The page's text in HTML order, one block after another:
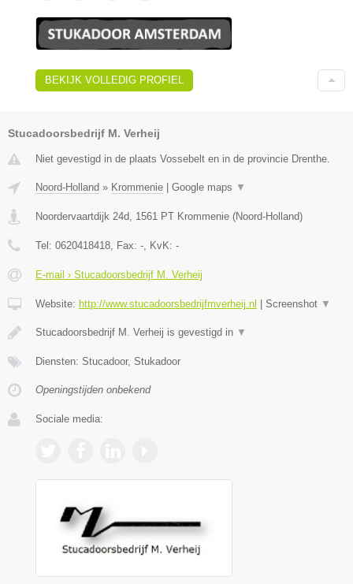
BEKIJK VOLLEDIG PROFIEL
Stucadoorsbedrijf M. Verheij
Niet gevestigd in de plaats Vossebelt en in de provincie Drenthe.
Noord-Holland » Krommenie Google maps ▼
Noordervaartdijk 24d, 1561 PT Krommenie (Noord-Holland)
Tel: 0620418418, Fax: -, KvK: -
E-mail › Stucadoorsbedrijf M. Verheij
Website: http://www.stucadoorsbedrijfmverheij.nl Screenshot ▼
Stucadoorsbedrijf M. Verheij is gevestigd in ▼
Diensten: Stucadoor, Stukadoor
Openingstijden onbekend
Sociale media: